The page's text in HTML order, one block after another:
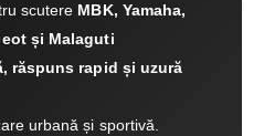
scutere MBK, Yamaha,
și Malaguti
răspuns rapid și uzură
urbană și sportivă.